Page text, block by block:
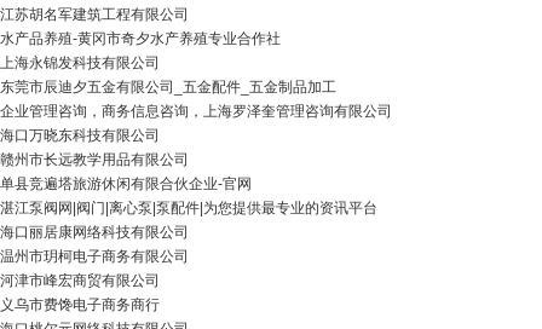
江苏胡名军建筑工程有限公司
水产品养殖-黄冈市奇夕水产养殖专业合作社
上海永锦发科技有限公司
东莞市辰迪夕五金有限公司_五金配件_五金制品加工
企业管理咨询，商务信息咨询，上海罗泽奎管理咨询有限公司
海口万晓东科技有限公司
赣州市长远教学用品有限公司
单县竞遍塔旅游休闲有限合伙企业-官网
湛江泵阀网|阀门|离心泵|泵配件|为您提供最专业的资讯平台
海口丽居康网络科技有限公司
温州市玥柯电子商务有限公司
河津市峰宏商贸有限公司
义乌市费馋电子商务商行